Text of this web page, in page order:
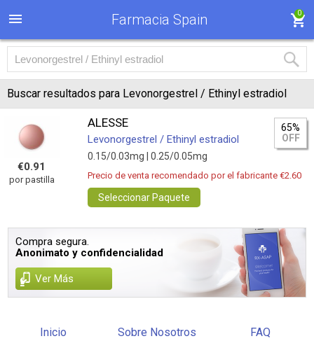
Farmacia Spain 0
Buscar resultados para Levonorgestrel / Ethinyl estradiol
€0.91
por pastilla
ALESSE
Levonorgestrel / Ethinyl estradiol
0.15/0.03mg | 0.25/0.05mg
65%
OFF
Precio de venta recomendado por el fabricante €2.60
Seleccionar Paquete
Compra segura.
Anonimato y confidencialidad
Ver Más
Inicio Sobre Nosotros FAQ